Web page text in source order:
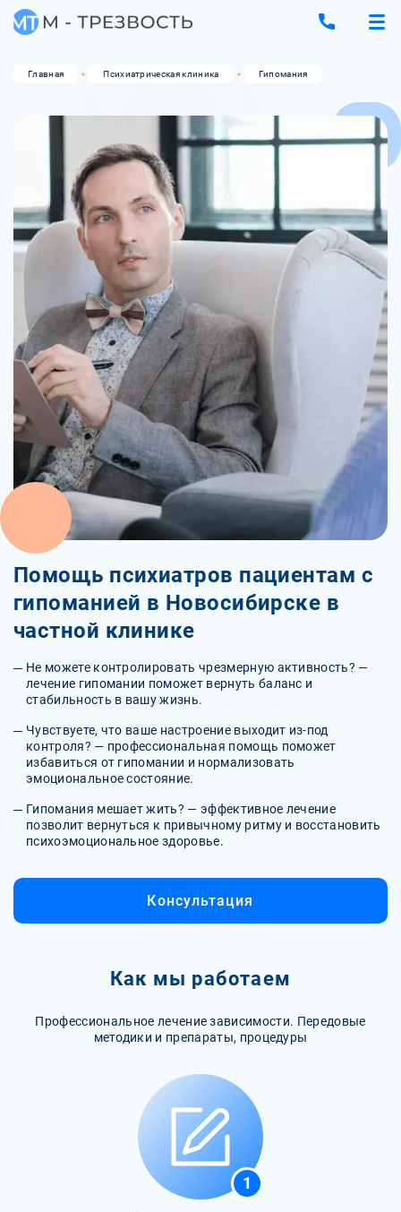
Главная Психиатрическая клиника Гипомания
Помощь психиатров пациентам с
гипоманией в Новосибирске в
частной клинике
Не можете контролировать чрезмерную активность? —
лечение гипомании поможет вернуть баланс и
стабильность в вашу жизнь.
Чувствуете, что ваше настроение выходит из-под
контроля? — профессиональная помощь поможет
избавиться от гипомании и нормализовать
эмоциональное состояние.
Гипомания мешает жить? — эффективное лечение
позволит вернуться к привычному ритму и восстановить
психоэмоциональное здоровье.
Консультация
Как мы работаем
Профессиональное лечение зависимости. Передовые
методики и препараты, процедуры
1